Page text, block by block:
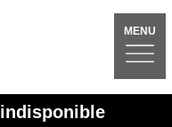
MENU
indisponible